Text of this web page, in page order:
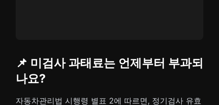
📌 미검사 과태료는 언제부터 부과되
나요?
자동차관리법 시행령 별표 2에 따르면, 정기검사 유효